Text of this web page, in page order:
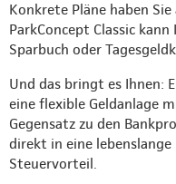
Konkrete Pläne haben
ParkConcept Classic
Sparbuch oder
Und das bringt es Ihnen:
eine flexible Geldanlage
Gegensatz zu den
direkt in eine
Steuervorteil.